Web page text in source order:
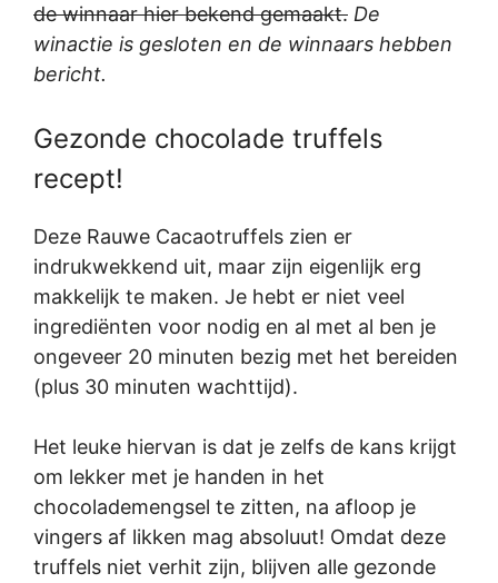
de winnaar hier bekend gemaakt. De
winactie is gesloten en de winnaars hebben
bericht.
Gezonde chocolade truffels
recept!
Deze Rauwe Cacaotruffels zien er
indrukwekkend uit, maar zijn eigenlijk erg
makkelijk te maken. Je hebt er niet veel
ingrediënten voor nodig en al met al ben je
ongeveer 20 minuten bezig met het bereiden
(plus 30 minuten wachttijd).
Het leuke hiervan is dat je zelfs de kans krijgt
om lekker met je handen in het
chocolademengsel te zitten, na afloop je
vingers af likken mag absoluut! Omdat deze
truffels niet verhit zijn, blijven alle gezonde